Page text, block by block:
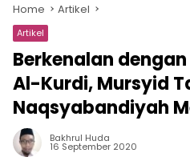
Home Artikel
Artikel
Berkenalan
Al-Kurdi, Mursyid
Naqsyabandiyah
Bakhrul Huda
16 September 2020